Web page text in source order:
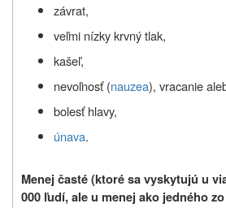
závrat,
veľmi nízky krvný tlak,
kašeľ,
nevoľnosť (nauzea), vracanie
bolesť hlavy,
únava.
Menej časté (ktoré sa vyskytujú u
000 ľudí, ale u menej ako jedného